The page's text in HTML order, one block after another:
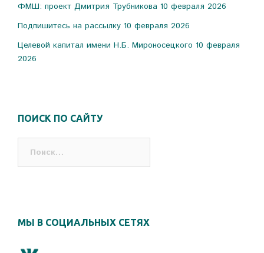
ФМШ: проект Дмитрия Трубникова 10 февраля 2026
Подпишитесь на рассылку 10 февраля 2026
Целевой капитал имени Н.Б. Мироносецкого 10 февраля
2026
ПОИСК ПО САЙТУ
МЫ В СОЦИАЛЬНЫХ СЕТЯХ